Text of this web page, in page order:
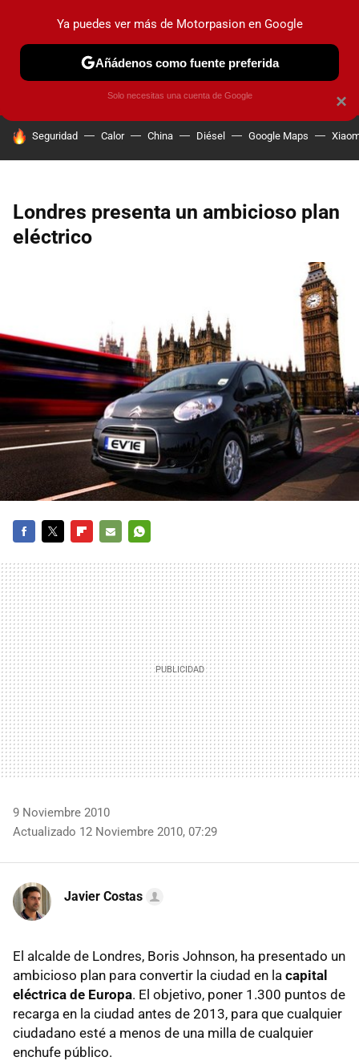
PRUEBAS COCHES ELÉCTRICOS OBSERVATORIO
HOY SE HABLA DE
Seguridad Calor China Diésel Google Maps
Londres presenta un ambicioso plan
eléctrico
MAIL
9 Noviembre 2010
Actualizado 12 Noviembre 2010, 07:29
Javier Costas
El alcalde de Londres, Boris Johnson, ha presentado un
ambicioso plan para convertir la ciudad en la capital
eléctrica de Europa. El objetivo, poner 1.300 puntos de
recarga en la ciudad antes de 2013, para que cualquier
ciudadano esté a menos de una milla de cualquier
enchufe público.
×
Ya puedes ver más de Motorpasion en Google
Añádenos como fuente preferida
Solo necesitas una cuenta de Google